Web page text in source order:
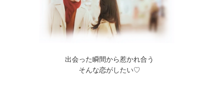
出会った瞬間から惹かれ合う
そんな恋がしたい♡